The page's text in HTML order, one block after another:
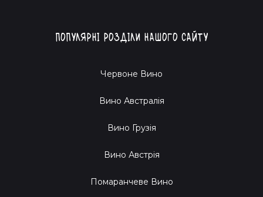
Популярні розділи нашого сайту
Червоне Вино
Вино Австралія
Вино Грузія
Вино Австрія
Помаранчеве Вино